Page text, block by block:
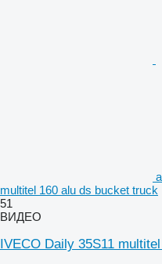
multitel 160 alu ds bucket truck
51
ВИДЕО
IVECO Daily 35S11